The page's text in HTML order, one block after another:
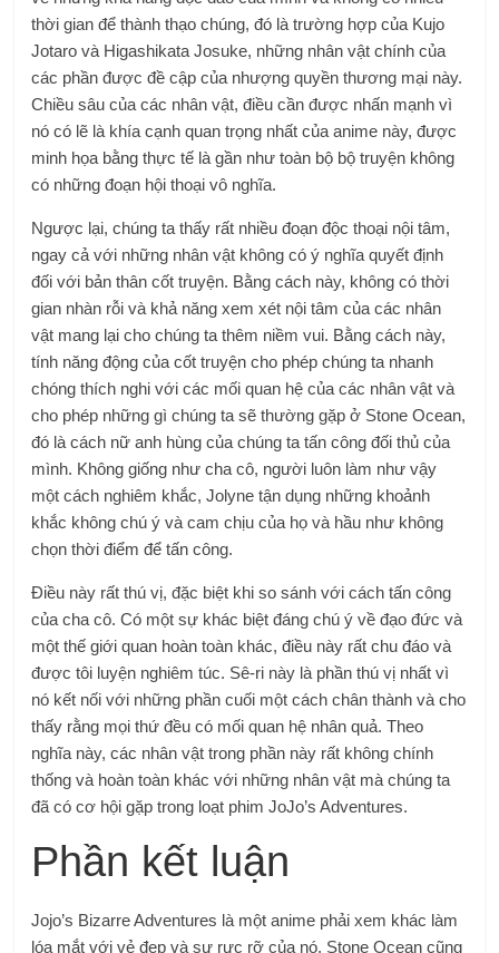
thời gian để thành thạo chúng, đó là trường hợp của Kujo
Jotaro và Higashikata Josuke, những nhân vật chính của
các phần được đề cập của nhượng quyền thương mại này.
Chiều sâu của các nhân vật, điều cần được nhấn mạnh vì
nó có lẽ là khía cạnh quan trọng nhất của anime này, được
minh họa bằng thực tế là gần như toàn bộ bộ truyện không
có những đoạn hội thoại vô nghĩa.
Ngược lại, chúng ta thấy rất nhiều đoạn độc thoại nội tâm,
ngay cả với những nhân vật không có ý nghĩa quyết định
đối với bản thân cốt truyện. Bằng cách này, không có thời
gian nhàn rỗi và khả năng xem xét nội tâm của các nhân
vật mang lại cho chúng ta thêm niềm vui. Bằng cách này,
tính năng động của cốt truyện cho phép chúng ta nhanh
chóng thích nghi với các mối quan hệ của các nhân vật và
cho phép những gì chúng ta sẽ thường gặp ở Stone Ocean,
đó là cách nữ anh hùng của chúng ta tấn công đối thủ của
mình. Không giống như cha cô, người luôn làm như vậy
một cách nghiêm khắc, Jolyne tận dụng những khoảnh
khắc không chú ý và cam chịu của họ và hầu như không
chọn thời điểm để tấn công.
Điều này rất thú vị, đặc biệt khi so sánh với cách tấn công
của cha cô. Có một sự khác biệt đáng chú ý về đạo đức và
một thế giới quan hoàn toàn khác, điều này rất chu đáo và
được tôi luyện nghiêm túc. Sê-ri này là phần thú vị nhất vì
nó kết nối với những phần cuối một cách chân thành và cho
thấy rằng mọi thứ đều có mối quan hệ nhân quả. Theo
nghĩa này, các nhân vật trong phần này rất không chính
thống và hoàn toàn khác với những nhân vật mà chúng ta
đã có cơ hội gặp trong loạt phim JoJo’s Adventures.
Phần kết luận
Jojo’s Bizarre Adventures là một anime phải xem khác làm
lóa mắt với vẻ đẹp và sự rực rỡ của nó. Stone Ocean cũng